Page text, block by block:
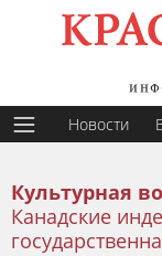
Новости
Культурная
Канадские